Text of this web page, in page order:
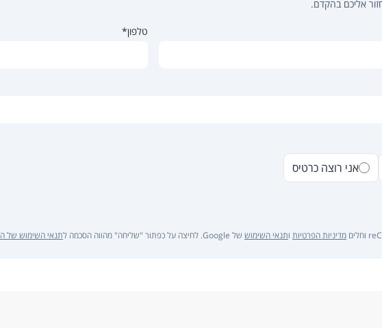
אליכם בהקדם.
טלפון*
אני רוצה כרטיס
מדיניות הפרטיות ותנאי השימוש של Google. לחיצה על כפתור "שליחה" מהווה הסכמה ל תנאי השימוש של